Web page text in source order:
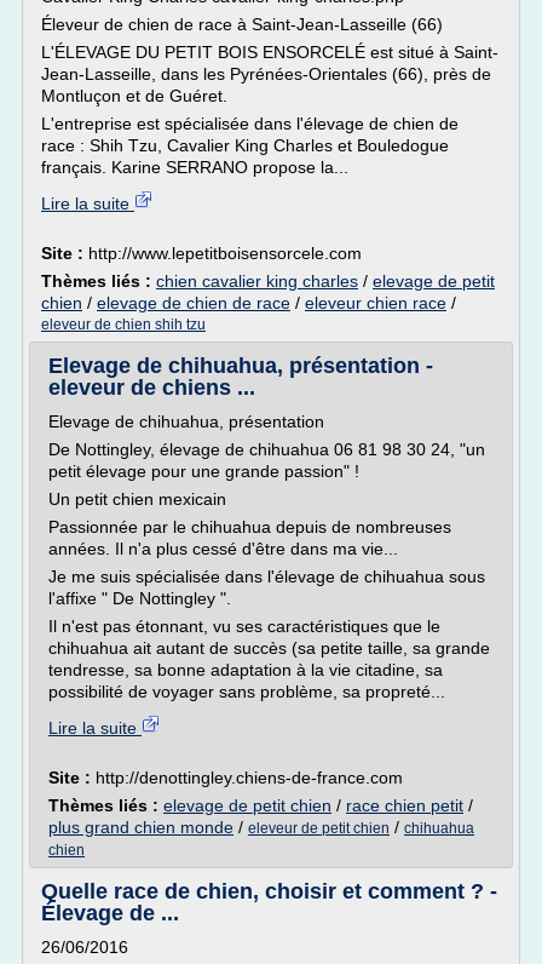
Éleveur de chien de race à Saint-Jean-Lasseille (66)
L'ÉLEVAGE DU PETIT BOIS ENSORCELÉ est situé à Saint-
Jean-Lasseille, dans les Pyrénées-Orientales (66), près de
Montluçon et de Guéret.
L'entreprise est spécialisée dans l'élevage de chien de
race : Shih Tzu, Cavalier King Charles et Bouledogue
français. Karine SERRANO propose la...
Lire la suite
Site : http://www.lepetitboisensorcele.com
Thèmes liés : chien cavalier king charles / elevage de petit
chien / elevage de chien de race / eleveur chien race /
eleveur de chien shih tzu
Elevage de chihuahua, présentation -
eleveur de chiens ...
Elevage de chihuahua, présentation
De Nottingley, élevage de chihuahua 06 81 98 30 24, "un
petit élevage pour une grande passion" !
Un petit chien mexicain
Passionnée par le chihuahua depuis de nombreuses
années. Il n'a plus cessé d'être dans ma vie...
Je me suis spécialisée dans l'élevage de chihuahua sous
l'affixe " De Nottingley ".
Il n'est pas étonnant, vu ses caractéristiques que le
chihuahua ait autant de succès (sa petite taille, sa grande
tendresse, sa bonne adaptation à la vie citadine, sa
possibilité de voyager sans problème, sa propreté...
Lire la suite
Site : http://denottingley.chiens-de-france.com
Thèmes liés : elevage de petit chien / race chien petit /
plus grand chien monde / eleveur de petit chien / chihuahua
chien
Quelle race de chien, choisir et comment ? -
Élevage de ...
26/06/2016